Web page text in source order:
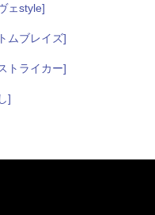
ェstyle]
ムブレイズ]
トライカー]
]